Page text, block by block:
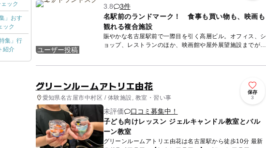
ユーザー投稿
3.8
3件
名駅前のランドマーク！ 食事も買い物も、映画も
観れる複合施設
賑やかな名古屋駅前で一際目を引く高層ビル。オフィス、シ
ョップ、レストランのほか、映画館や屋外展望施設までが入
グリーンルームアトリエ由花
愛知県名古屋市中村区 / 体験施設, 教室・習い事
保存
3
未評価
口コミ募集中！
子ども向けレッスン ジェルキャンドル教室とバル
ーン教室
グリーンルームアトリエ由花は名古屋駅から徒歩10分 最新
ック
」おす
ック
集」行
紹介